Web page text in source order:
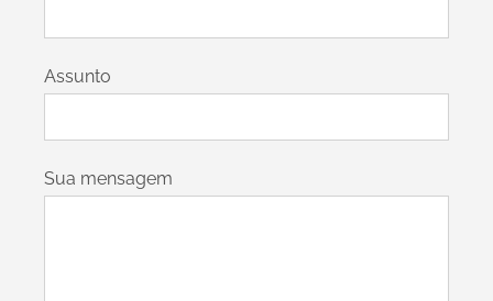
Assunto
Sua mensagem